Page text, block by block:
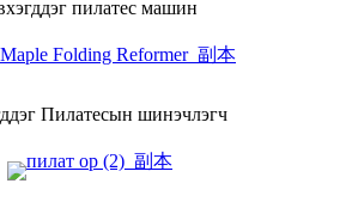
пилатес машин
Пилатесын шинэчлэгч